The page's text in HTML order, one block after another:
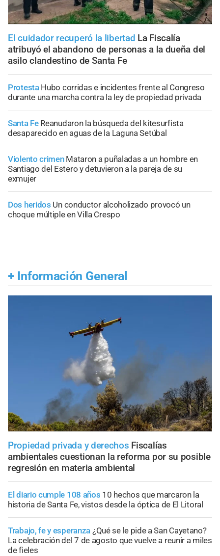
El cuidador recuperó la libertad La Fiscalía
atribuyó el abandono de personas a la dueña del
asilo clandestino de Santa Fe
Protesta Hubo corridas e incidentes frente al Congreso
durante una marcha contra la ley de propiedad privada
Santa Fe Reanudaron la búsqueda del kitesurfista
desaparecido en aguas de la Laguna Setúbal
Violento crimen Mataron a puñaladas a un hombre en
Santiago del Estero y detuvieron a la pareja de su
exmujer
Dos heridos Un conductor alcoholizado provocó un
choque múltiple en Villa Crespo
+ Información General
Propiedad privada y derechos Fiscalías
ambientales cuestionan la reforma por su posible
regresión en materia ambiental
El diario cumple 108 años 10 hechos que marcaron la
historia de Santa Fe, vistos desde la óptica de El Litoral
Trabajo, fe y esperanza ¿Qué se le pide a San Cayetano?
La celebración del 7 de agosto que vuelve a reunir a miles
de fieles